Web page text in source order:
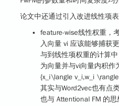
论文中还通过引入改进线性项
feature-wise线性权重，
入向量 vi 应该能够捕获
与到线性项权重的计算
为向量并与vi向量内积作
{x_i\langle v_i,w_i
其实与Word2vec也有点
也与 Attentional FM 的思